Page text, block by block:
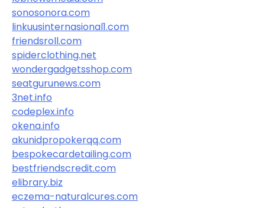
sonosonora.com
linkuusinternasional1.com
friendsroll.com
spiderclothing.net
wondergadgetsshop.com
seatgurunews.com
3net.info
codeplex.info
okena.info
akunidpropokerqq.com
bespokecardetailing.com
bestfriendscredit.com
elibrary.biz
eczema-naturalcures.com